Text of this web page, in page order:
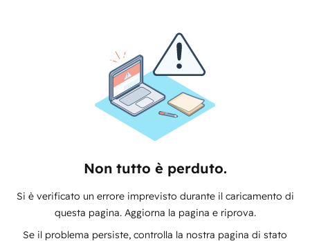
Non tutto è perduto.
Si è verificato un errore imprevisto durante il caricamento di
questa pagina. Aggiorna la pagina e riprova.
Se il problema persiste, controlla la nostra pagina di stato